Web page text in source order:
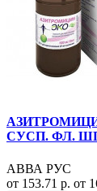
СУСП. ФЛ.
АВВА РУС
от 153.71 р. от